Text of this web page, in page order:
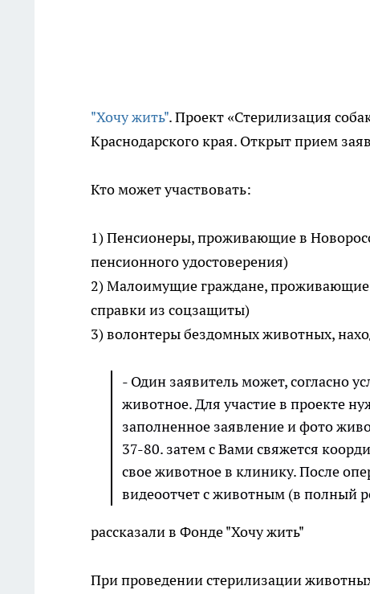
"Хочу жить". Проект «Стерилизация
Краснодарского края. Открыт прием
Кто может участвовать:
1) Пенсионеры, проживающие в
пенсионного удостоверения)
2) Малоимущие граждане, проживающие
справки из соцзащиты)
3) волонтеры бездомных животных,
- Один заявитель может, согласно
животное. Для участие в проекте
заполненное заявление и фото
37-80. затем с Вами свяжется
свое животное в клинику. После
видеоотчет с животным (в полный
рассказали в Фонде "Хочу жить"
При проведении стерилизации